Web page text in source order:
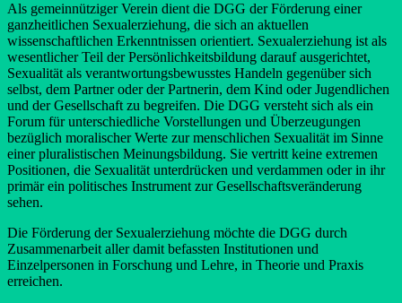
Als gemeinnütziger Verein dient die DGG der Förderung einer
ganzheitlichen Sexualerziehung, die sich an aktuellen
wissenschaftlichen Erkenntnissen orientiert. Sexualerziehung ist als
wesentlicher Teil der Persönlichkeitsbildung darauf ausgerichtet,
Sexualität als verantwortungsbewusstes Handeln gegenüber sich
selbst, dem Partner oder der Partnerin, dem Kind oder Jugendlichen
und der Gesellschaft zu begreifen. Die DGG versteht sich als ein
Forum für unterschiedliche Vorstellungen und Überzeugungen
bezüglich moralischer Werte zur menschlichen Sexualität im Sinne
einer pluralistischen Meinungsbildung. Sie vertritt keine extremen
Positionen, die Sexualität unterdrücken und verdammen oder in ihr
primär ein politisches Instrument zur Gesellschaftsveränderung
sehen.
Die Förderung der Sexualerziehung möchte die DGG durch
Zusammenarbeit aller damit befassten Institutionen und
Einzelpersonen in Forschung und Lehre, in Theorie und Praxis
erreichen.